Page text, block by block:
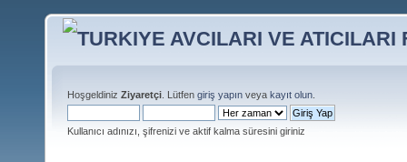
Hoşgeldiniz Ziyaretçi . Lütfen giriş yapın veya kayıt olun
Kullanıcı adınızı, şifrenizi ve aktif kalma süresini giriniz